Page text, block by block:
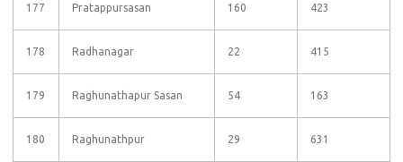
177 Pratappursasan 160 423
178 Radhanagar 22 415
179 Raghunathapur Sasan 54 163
180 Raghunathpur 29 631